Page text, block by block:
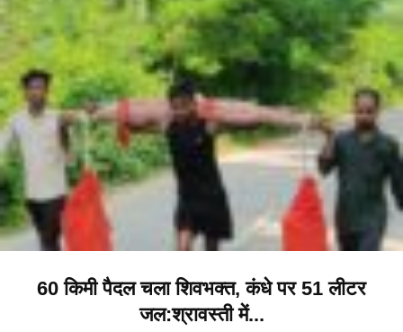
60 किमी पैदल चला शिवभक्त, कंधे पर 51 लीटर
जल:श्रावस्ती में...